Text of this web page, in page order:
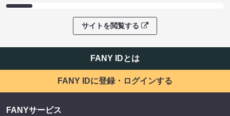
サイトを閲覧する
FANY IDとは
FANY IDに登録・ログインする
FANYサービス